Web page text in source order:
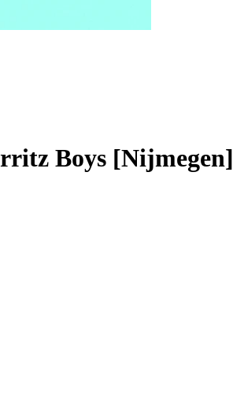
Boys [Nijmegen]